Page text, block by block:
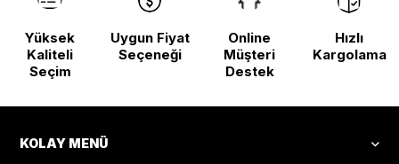
Yüksek
Kaliteli
Seçim
Uygun Fiyat
Seçeneği
Online
Müşteri
Destek
Hızlı
Kargolama
KOLAY MENÜ